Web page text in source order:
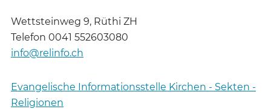
Wettsteinweg 9, Rüthi ZH
Telefon 0041 552603080
info@relinfo.ch
Evangelische Informationsstelle Kirchen - Sekten -
Religionen